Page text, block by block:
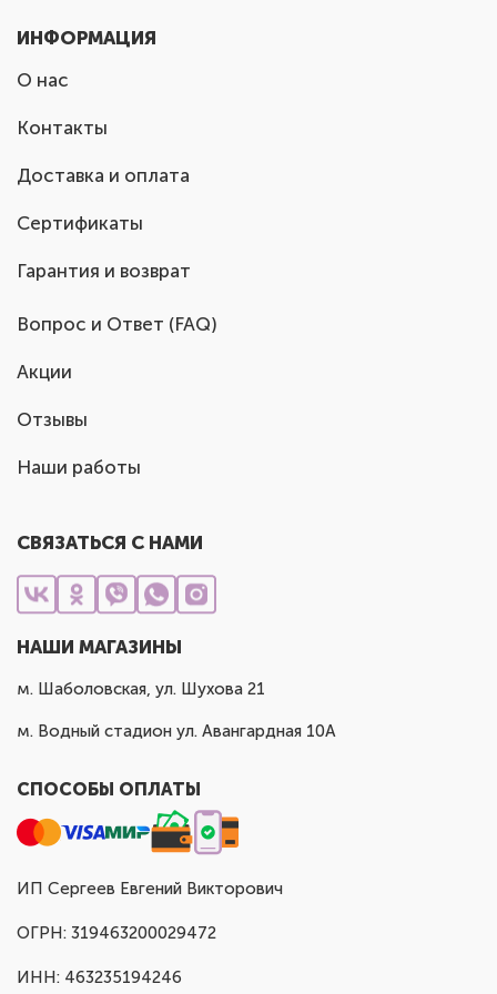
ИНФОРМАЦИЯ
О нас
Контакты
Доставка и оплата
Сертификаты
Гарантия и возврат
Вопрос и Ответ (FAQ)
Акции
Отзывы
Наши работы
СВЯЗАТЬСЯ С НАМИ
НАШИ МАГАЗИНЫ
м. Шаболовская, ул. Шухова 21
м. Водный стадион ул. Авангардная 10А
СПОСОБЫ ОПЛАТЫ
ИП Сергеев Евгений Викторович
ОГРН: 319463200029472
ИНН: 463235194246